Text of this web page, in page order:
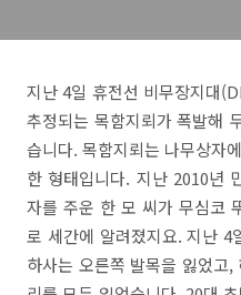
지난 4일 휴전선 비무장지대
추정되는 목함지뢰가 폭발해
습니다. 목함지뢰는 나무상자
한 형태입니다. 지난 2010년
자를 주운 한 모 씨가 무심코
로 세간에 알려졌지요. 지난 4
하사는 오른쪽 발목을 잃었고